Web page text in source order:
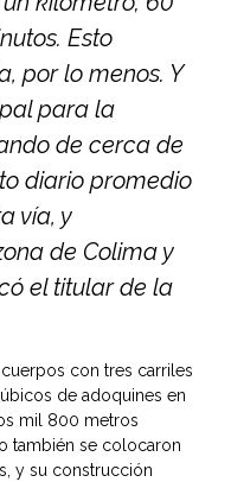
Esto
por lo menos. Y
para la
de cerca de
diario promedio
vía, y
de Colima y
el titular de la
con tres carriles
de adoquines en
mil 800 metros
también se colocaron
y su construcción